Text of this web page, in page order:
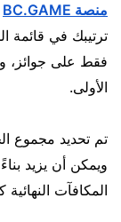
منصة BC.GAME
فقط على جوائز،
الأولى.
ويمكن أن يزيد
المكافآت